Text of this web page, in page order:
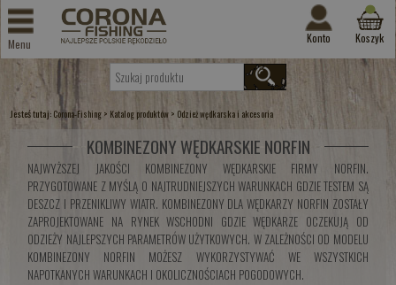
Menu Konto Koszyk
Jesteś tutaj: Corona-Fishing > Katalog produktów > Odzież wędkarska i akcesoria
KOMBINEZONY WĘDKARSKIE NORFIN
NAJWYŻSZEJ JAKOŚCI KOMBINEZONY WĘDKARSKIE FIRMY NORFIN.
PRZYGOTOWANE Z MYŚLĄ O NAJTRUDNIEJSZYCH WARUNKACH GDZIE TESTEM SĄ
DESZCZ I PRZENIKLIWY WIATR. KOMBINEZONY DLA WĘDKARZY NORFIN ZOSTAŁY
ZAPROJEKTOWANE NA RYNEK WSCHODNI GDZIE WĘDKARZE OCZEKUJĄ OD
ODZIEŻY NAJLEPSZYCH PARAMETRÓW UŻYTKOWYCH. W ZALEŻNOŚCI OD MODELU
KOMBINEZONY NORFIN MOŻESZ WYKORZYSTYWAĆ WE WSZYSTKICH
NAPOTKANYCH WARUNKACH I OKOLICZNOŚCIACH POGODOWYCH.